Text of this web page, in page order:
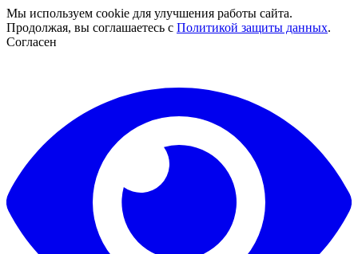
Мы используем cookie для улучшения работы сайта.
Продолжая, вы соглашаетесь с Политикой защиты данных.
Согласен